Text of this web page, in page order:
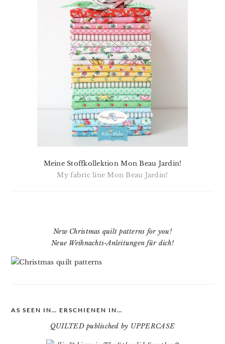
Meine Stoffkollektion Mon Beau Jardin!
My fabric line Mon Beau Jardin!
New Christmas quilt patterns for you!
Neue Weihnachts-Anleitungen für dich!
AS SEEN IN… ERSCHIENEN IN…
QUILTED publisched by UPPERCASE